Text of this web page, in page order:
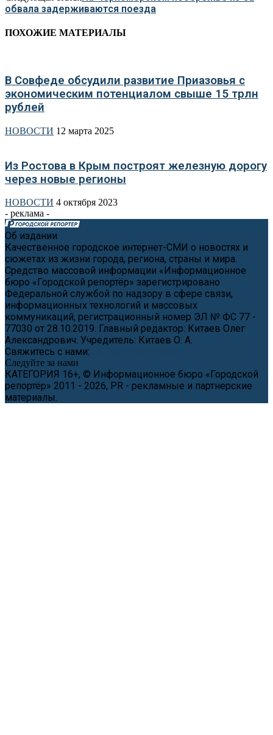
обвала задерживаются поезда
ПОХОЖИЕ МАТЕРИАЛЫ
В Совфеде обсудили развитие Приазовья с
экономическим потенциалом свыше 15 трлн
рублей
НОВОСТИ 12 марта 2025
Из Ростова в Крым построят железную дорогу
через новые регионы
НОВОСТИ 4 октября 2023
- реклама -
Об издании
Качественное городское интернет-СМИ о новостях и
сюжетах из жизни города, региона, страны и мира.
Средство массовой информации «Информационное
бюро «Городской репортёр» зарегистрировано
Федеральной службой по надзору в сфере связи,
информационных технологий и массовых
коммуникаций, регистрационный номер ЭЛ № ФС 77 -
77030 от 28.10.2019. Главный редактор: Китаев Олег
Александрович. Учредитель: Китаев О. А.
Свяжитесь с нами:
Следуйте за нами
КАТЕГОРИЯ 16+, © Информационное бюро «Городской
репортёр» 2011 - 2026, PR - рекламные и партнерские
материалы.